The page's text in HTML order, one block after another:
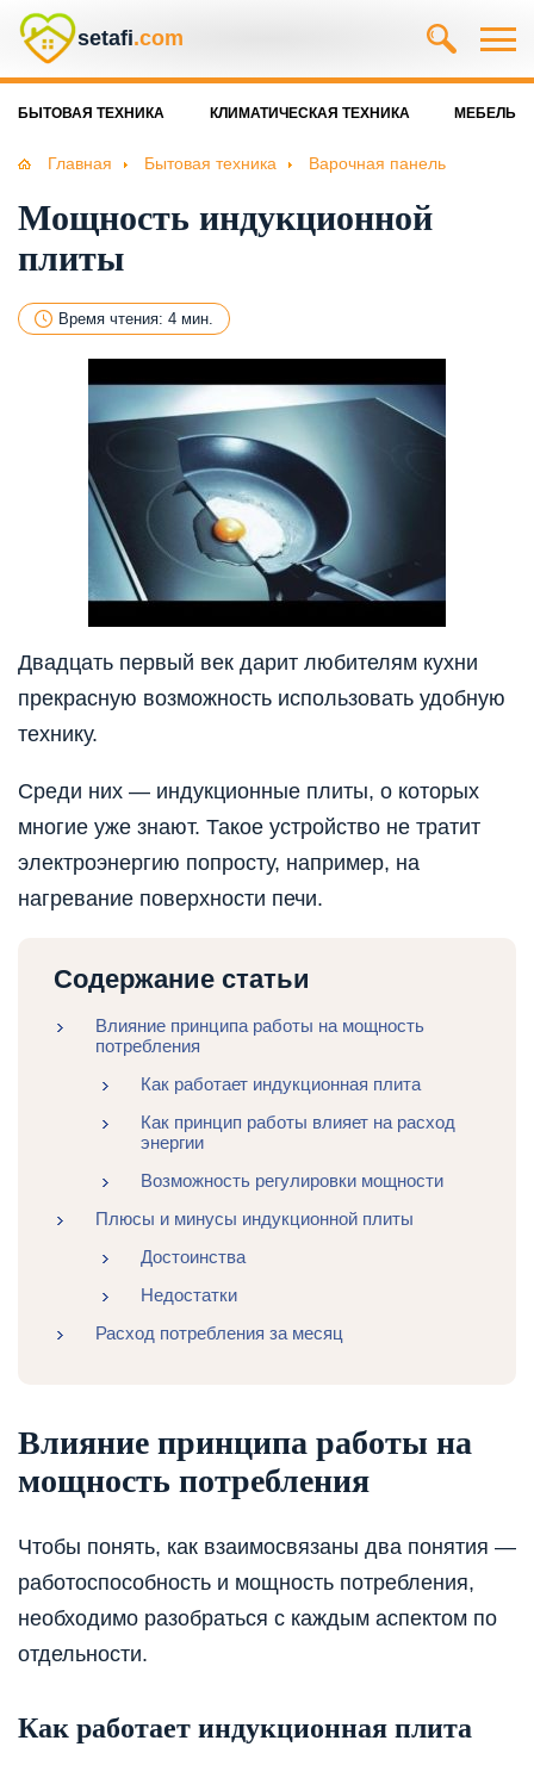
setafi.com
БЫТОВАЯ ТЕХНИКА КЛИМАТИЧЕСКАЯ ТЕХНИКА МЕБЕЛЬ
Главная Бытовая техника Варочная панель
Мощность индукционной
плиты
Время чтения: 4 мин.
Двадцать первый век дарит любителям кухни
прекрасную возможность использовать удобную
технику.
Среди них — индукционные плиты, о которых
многие уже знают. Такое устройство не тратит
электроэнергию попросту, например, на
нагревание поверхности печи.
Содержание статьи
Влияние принципа работы на мощность
потребления
Как работает индукционная плита
Как принцип работы влияет на расход
энергии
Возможность регулировки мощности
Плюсы и минусы индукционной плиты
Достоинства
Недостатки
Расход потребления за месяц
Влияние принципа работы на
мощность потребления
Чтобы понять, как взаимосвязаны два понятия —
работоспособность и мощность потребления,
необходимо разобраться с каждым аспектом по
отдельности.
Как работает индукционная плита